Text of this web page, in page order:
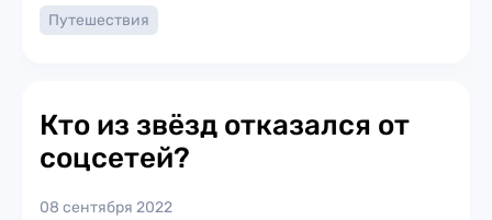
Путешествия
Кто из звёзд отказался от
соцсетей?
08 сентября 2022